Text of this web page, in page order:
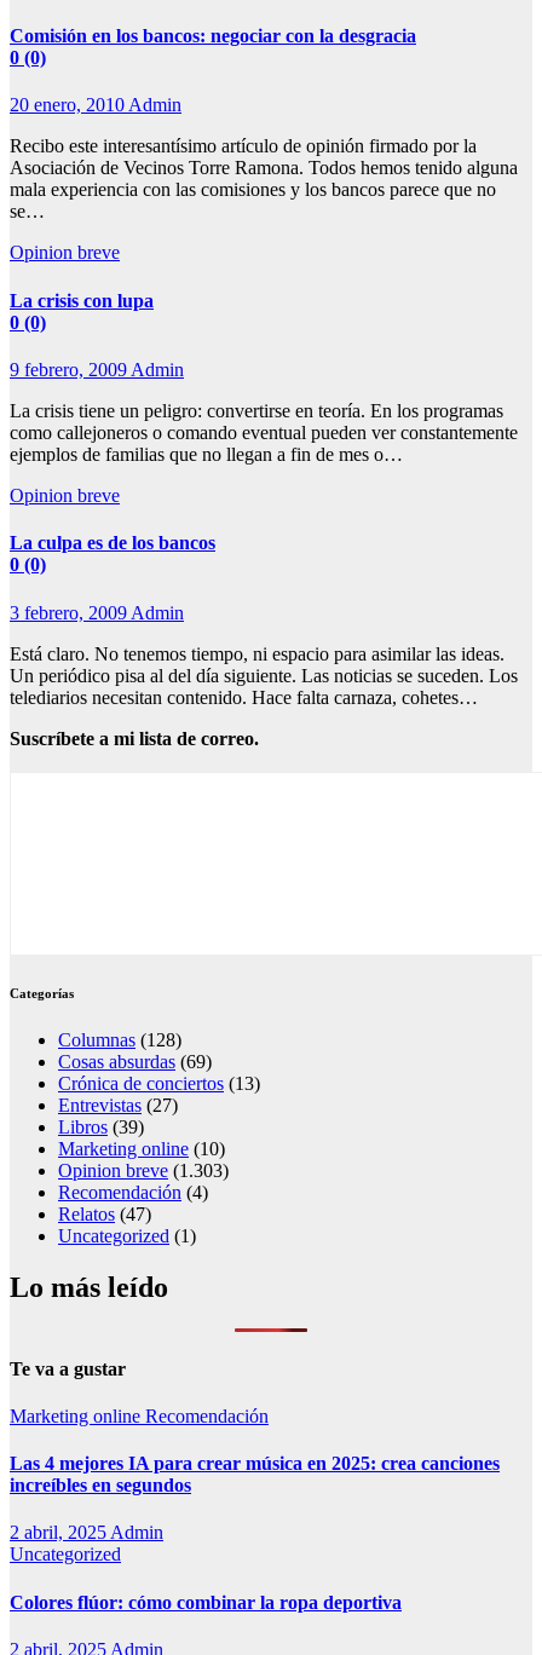
Comisión en los bancos: negociar con la desgracia
0 (0)
20 enero, 2010Admin
Recibo este interesantísimo artículo de opinión firmado por la
Asociación de Vecinos Torre Ramona. Todos hemos tenido alguna
mala experiencia con las comisiones y los bancos parece que no
se…
Opinion breve
La crisis con lupa
0 (0)
9 febrero, 2009 Admin
La crisis tiene un peligro: convertirse en teoría. En los programas
como callejoneros o comando eventual pueden ver constantemente
ejemplos de familias que no llegan a fin de mes o…
Opinion breve
La culpa es de los bancos
0 (0)
3 febrero, 2009 Admin
Está claro. No tenemos tiempo, ni espacio para asimilar las ideas.
Un periódico pisa al del día siguiente. Las noticias se suceden. Los
telediarios necesitan contenido. Hace falta carnaza, cohetes…
Suscríbete a mi lista de correo.
Categorías
Columnas (128)
Cosas absurdas (69)
Crónica de conciertos (13)
Entrevistas (27)
Libros (39)
Marketing online (10)
Opinion breve (1.303)
Recomendación (4)
Relatos (47)
Uncategorized (1)
Lo más leído
Te va a gustar
Marketing online Recomendación
Las 4 mejores IA para crear música en 2025: crea canciones
increíbles en segundos
2 abril, 2025 Admin
Uncategorized
Colores flúor: cómo combinar la ropa deportiva
2 abril, 2025 Admin